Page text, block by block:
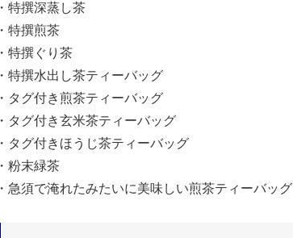
・特撰深蒸し茶
・特撰煎茶
・特撰ぐり茶
・特撰水出し茶ティーバッグ
・タグ付き煎茶ティーバッグ
・タグ付き玄米茶ティーバッグ
・タグ付きほうじ茶ティーバッグ
・粉末緑茶
・急須で淹れたみたいに美味しい煎茶ティーバッグ